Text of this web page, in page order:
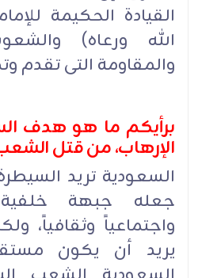
القیادة الحکیمة
الله ورعاه)
والمقاومة التی تقدم
برأیکم ما هو هدف
الإرهاب، من قتل
السعودیة ترید
جعله جبهة خلفیة
واجتماعیاً وثقافیاً،
یرید أن یکون